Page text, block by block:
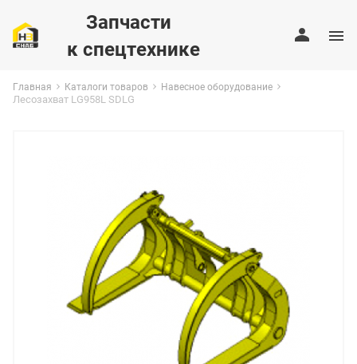
Запчасти
к спецтехнике
Главная Каталоги товаров Навесное оборудование
Лесозахват LG958L SDLG